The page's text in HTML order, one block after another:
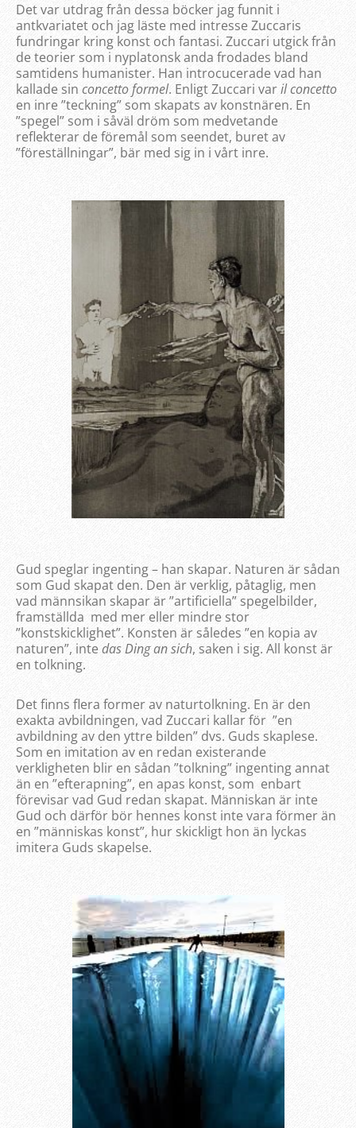
Det var utdrag från dessa böcker jag funnit i
antkvariatet och jag läste med intresse Zuccaris
fundringar kring konst och fantasi. Zuccari utgick från
de teorier som i nyplatonsk anda frodades bland
samtidens humanister. Han introcucerade vad han
kallade sin concetto formel. Enligt Zuccari varil concetto
en inre ”teckning” som skapats av konstnären. En
”spegel” som i såväl dröm som medvetande
reflekterar de föremål som seendet, buret av
”föreställningar”, bär med sig in i vårt inre.
Gud speglar ingenting – han skapar. Naturen är sådan
som Gud skapat den. Den är verklig, påtaglig, men
vad männsikan skapar är ”artificiella” spegelbilder,
framställda med mer eller mindre stor
”konstskicklighet”. Konsten är således ”en kopia av
naturen”, intedas Ding an sich, saken i sig. All konst är
en tolkning.
Det finns flera former av naturtolkning. En är den
exakta avbildningen, vad Zuccari kallar för ”en
avbildning av den yttre bilden” dvs. Guds skaplese.
Som en imitation av en redan existerande
verkligheten blir en sådan ”tolkning” ingenting annat
än en ”efterapning”, en apas konst, som enbart
förevisar vad Gud redan skapat. Människan är inte
Gud och därför bör hennes konst inte vara förmer än
en ”människas konst”, hur skickligt hon än lyckas
imitera Guds skapelse.